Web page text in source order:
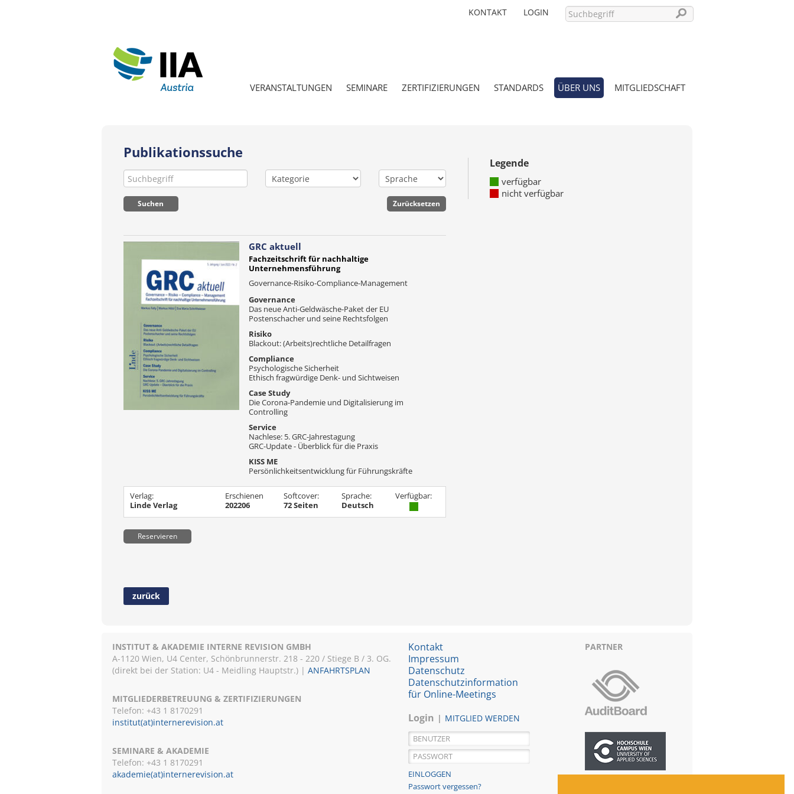
KONTAKT LOGIN
PASSWORT VERGESSEN?
VERANSTALTUNGEN SEMINARE ZERTIFIZIERUNGEN STANDARDS ÜBER UNS MITGLIEDSCHAFT
Publikationssuche
GRC aktuell
Fachzeitschrift für nachhaltige
Unternehmensführung
Governance-Risiko-Compliance-Management
Governance
Das neue Anti-Geldwäsche-Paket der EU
Postenschacher und seine Rechtsfolgen
Risiko
Blackout: (Arbeits)rechtliche Detailfragen
Compliance
Psychologische Sicherheit
Ethisch fragwürdige Denk- und Sichtweisen
Case Study
Die Corona-Pandemie und Digitalisierung im
Controlling
Service
Nachlese: 5. GRC-Jahrestagung
GRC-Update - Überblick für die Praxis
KISS ME
Persönlichkeitsentwicklung für Führungskräfte
Verlag:
Linde Verlag
Erschienen
202206
Softcover:
72 Seiten
Sprache:
Deutsch
Verfügbar:
Reservieren
zurück
Legende
verfügbar
nicht verfügbar
INSTITUT & AKADEMIE INTERNE REVISION GMBH
A-1120 Wien, U4 Center, Schönbrunnerstr. 218 - 220 / Stiege B / 3. OG.
(direkt bei der Station: U4 - Meidling Hauptstr.) | ANFAHRTSPLAN
MITGLIEDERBETREUUNG & ZERTIFIZIERUNGEN
Telefon: +43 1 8170291
institut(at)internerevision.at
SEMINARE & AKADEMIE
Telefon: +43 1 8170291
akademie(at)internerevision.at
Kontakt
Impressum
Datenschutz
Datenschutzinformation
für Online-Meetings
Login
MITGLIED WERDEN
Passwort vergessen?
PARTNER